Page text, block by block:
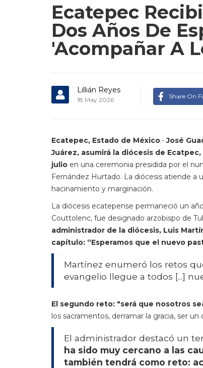
Ecatepec
Dos Años De
'acompañar A
Lillián Reyes
18 May 2026 Share On
Ecatepec, Estado de México.-José
Juárez, asumirá la diócesis de
julio en una ceremonia presidida por el
Fernández Hurtado. La diócesis atiende
hacinamiento y marginación.
La diócesis ecatepense permaneció un
Couttolenc, fue designado arzobispo de
administrador de la diócesis, Luis
capítulo: “Esperamos que el nuevo
Martínez enumeró los retos
evangelio llegue a todos [...]
El segundo reto: "será que nosotros
los sacramentos, derramar la gracia, ser un
El administrador destacó un
ha sido muy cercano a las
también tendrá como reto: